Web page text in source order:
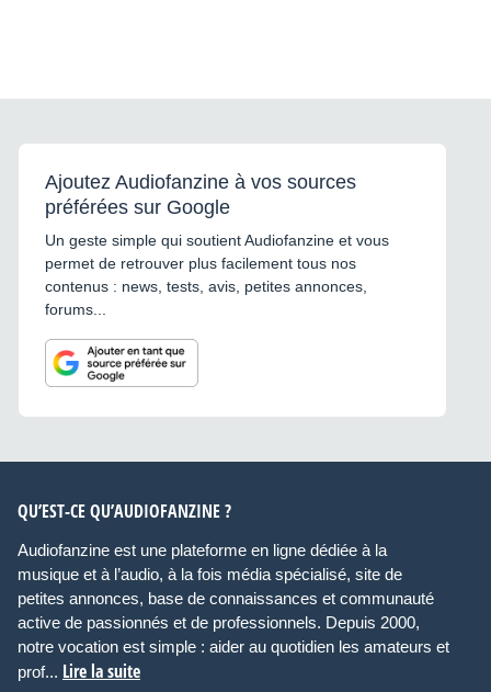
Ajoutez Audiofanzine à vos sources
préférées sur Google
Un geste simple qui soutient Audiofanzine et vous
permet de retrouver plus facilement tous nos
contenus : news, tests, avis, petites annonces,
forums...
QU’EST-CE QU’AUDIOFANZINE ?
Audiofanzine est une plateforme en ligne dédiée à la
musique et à l’audio, à la fois média spécialisé, site de
petites annonces, base de connaissances et communauté
active de passionnés et de professionnels. Depuis 2000,
notre vocation est simple : aider au quotidien les amateurs et
prof... Lire la suite